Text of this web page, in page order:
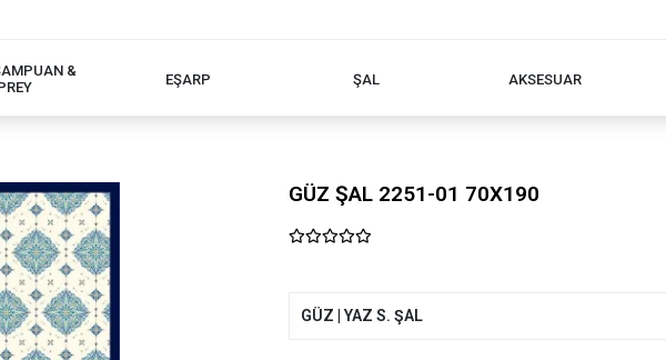
&
EŞARP ŞAL AKSESUAR
GÜZ ŞAL 2251-01 70X190
GÜZ | YAZ S. ŞAL